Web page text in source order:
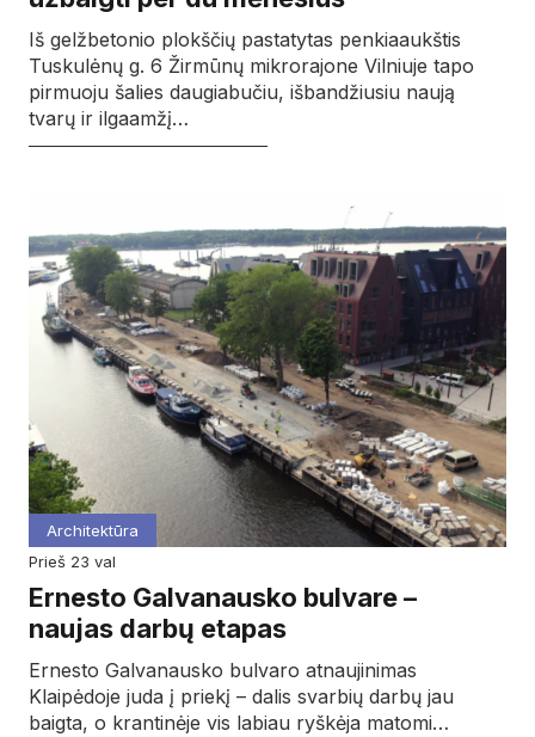
Iš gelžbetonio plokščių pastatytas penkiaaukštis
Tuskulėnų g. 6 Žirmūnų mikrorajone Vilniuje tapo
pirmuoju šalies daugiabučiu, išbandžiusiu naują
tvarų ir ilgaamžį…
Architektūra
prieš 23 val
Ernesto Galvanausko bulvare –
naujas darbų etapas
Ernesto Galvanausko bulvaro atnaujinimas
Klaipėdoje juda į priekį – dalis svarbių darbų jau
baigta, o krantinėje vis labiau ryškėja matomi…